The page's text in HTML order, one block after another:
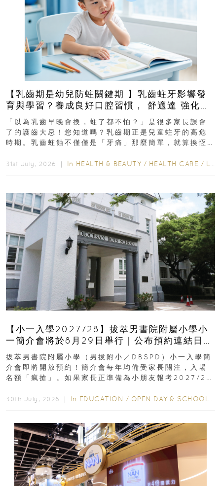
【乳齒期是幼兒防蛀關鍵期 】乳齒蛀牙影響發
育與學習？養成良好口腔習慣， 舒適達 強化琺
瑯質 兒童牙膏防護指南
「以為乳齒早晚會換，蛀了都不怕？」是很多家長誤會
了的護齒大忌！您知道嗎？乳齒期正是兒童蛀牙的高危
時期。乳齒蛀蝕不僅僅是「牙痛」那麼簡單，就算換恆
31st July, 2026 ｜ In HEALTH & BEAUTY / HEALTH CARE / LIFESTYLE
【小一入學2027/28】拔萃男書院附屬小學小
一簡介會將於8月29日舉行｜公布預約連結日期
｜更設有網上重溫
拔萃男書院附屬小學（男拔附小／DBSPD）小一入學簡
介會即將開放預約！簡介會每年均備受家長關注，入場
名額「瘋搶」。如果家長正準備為小朋友報考2027/28
30th July, 2026 ｜ In EDUCATION / OPEN DAY & SCHOOL EVENTS